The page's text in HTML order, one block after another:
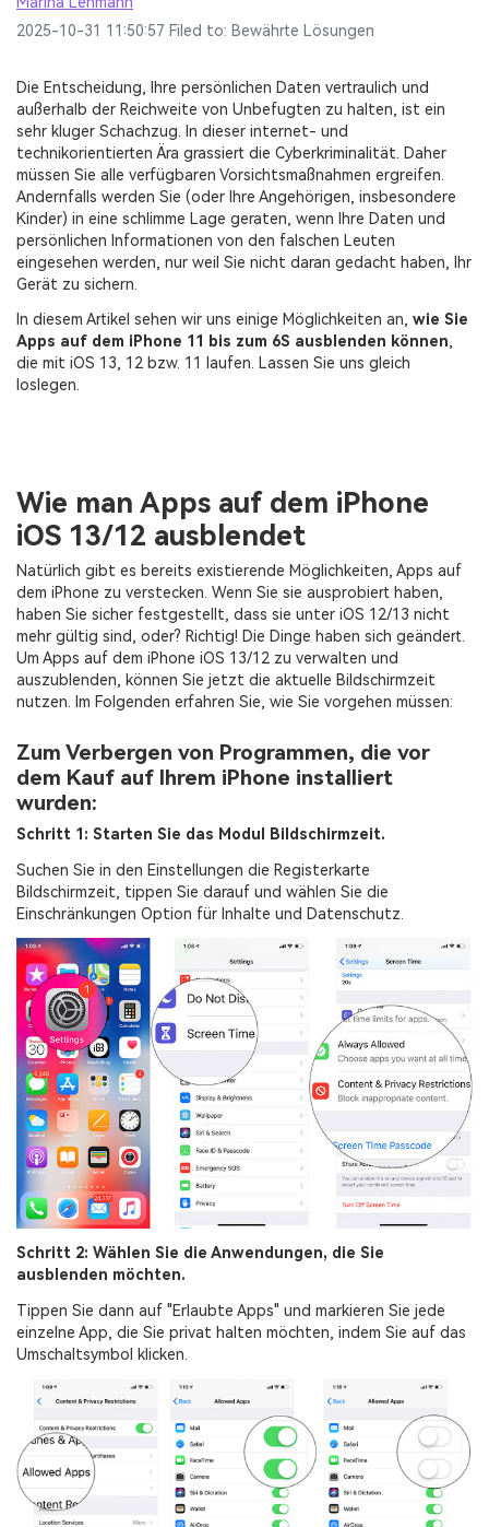
Videoeffekte, Musik und mehr.
Entdecken
Übersicht
Video
Foto
Kreativ-Center
Übersicht
UI & UX Vorlagen
Diagramm-Vorlagen
PDF-Konverter
PDF-Vorlagen
MobileTrans
Mobile Datenübertragung.
Video-/Foto-/Datei-Reparatur.
Alle Produkte anzeigen
Entdecken
Übersicht
Foto-Wiederherstellung
Videoreparatur
Standort-Tracker
Erziehungswissen
Mehr Anzeigen >
2025-10-31 11:50:57 Filed to: Bewährte Lösungen
Die Entscheidung, Ihre persönlichen Daten vertraulich und
außerhalb der Reichweite von Unbefugten zu halten, ist ein
sehr kluger Schachzug. In dieser internet- und
technikorientierten Ära grassiert die Cyberkriminalität. Daher
müssen Sie alle verfügbaren Vorsichtsmaßnahmen ergreifen.
Andernfalls werden Sie (oder Ihre Angehörigen, insbesondere
Kinder) in eine schlimme Lage geraten, wenn Ihre Daten und
persönlichen Informationen von den falschen Leuten
eingesehen werden, nur weil Sie nicht daran gedacht haben, Ihr
Gerät zu sichern.
In diesem Artikel sehen wir uns einige Möglichkeiten an, wie Sie
Apps auf dem iPhone 11 bis zum 6S ausblenden können,
die mit iOS 13, 12 bzw. 11 laufen. Lassen Sie uns gleich
loslegen.
Wie man Apps auf dem iPhone
iOS 13/12 ausblendet
Natürlich gibt es bereits existierende Möglichkeiten, Apps auf
dem iPhone zu verstecken. Wenn Sie sie ausprobiert haben,
haben Sie sicher festgestellt, dass sie unter iOS 12/13 nicht
mehr gültig sind, oder? Richtig! Die Dinge haben sich geändert.
Um Apps auf dem iPhone iOS 13/12 zu verwalten und
auszublenden, können Sie jetzt die aktuelle Bildschirmzeit
nutzen. Im Folgenden erfahren Sie, wie Sie vorgehen müssen:
Zum Verbergen von Programmen, die vor
dem Kauf auf Ihrem iPhone installiert
wurden:
Schritt 1: Starten Sie das Modul Bildschirmzeit.
Suchen Sie in den Einstellungen die Registerkarte
Bildschirmzeit, tippen Sie darauf und wählen Sie die
Einschränkungen Option für Inhalte und Datenschutz.
Schritt 2: Wählen Sie die Anwendungen, die Sie
ausblenden möchten.
Tippen Sie dann auf "Erlaubte Apps" und markieren Sie jede
einzelne App, die Sie privat halten möchten, indem Sie auf das
Umschaltsymbol klicken.